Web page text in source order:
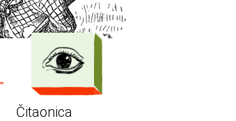
Čitaonica